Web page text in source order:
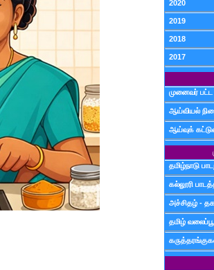
2020
2019
2018
2017
முனைவர்
ஆய்வியல்
ஆய்வுக்
தமிழ்நாடு
கல்லூரி
அச்சிதழ் -
தமிழ்